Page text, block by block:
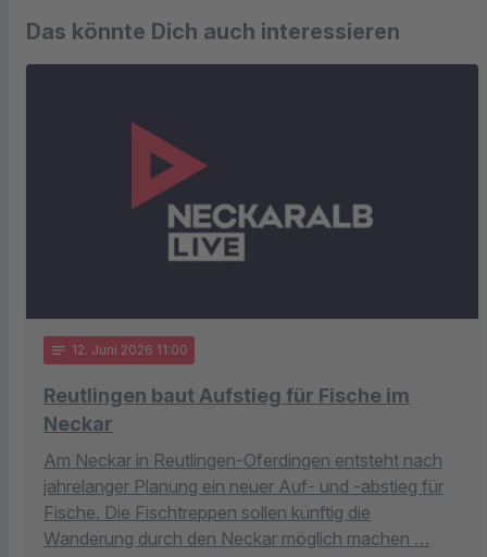
Das könnte Dich auch interessieren
notes 12. Juni 2026 11:00
Reutlingen baut Aufstieg für Fische im
Neckar
Am Neckar in Reutlingen-Oferdingen entsteht nach
jahrelanger Planung ein neuer Auf- und -abstieg für
Fische. Die Fischtreppen sollen künftig die
Wanderung durch den Neckar möglich machen …